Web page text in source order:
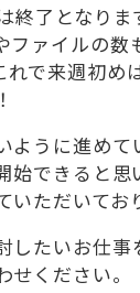
終了となり
ファイルの
で来週初
ように進め
始できると
ただいてお
したいお仕
ください。